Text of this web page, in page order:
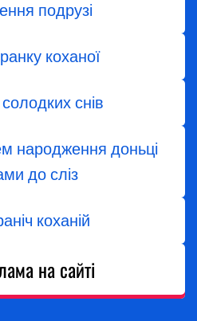
подрузі
коханої
снів
народження доньці
до сліз
коханій
на сайті